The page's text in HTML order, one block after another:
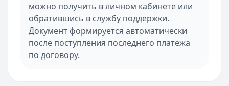
можно получить в личном кабинете или
обратившись в службу поддержки.
Документ формируется автоматически
после поступления последнего платежа
по договору.